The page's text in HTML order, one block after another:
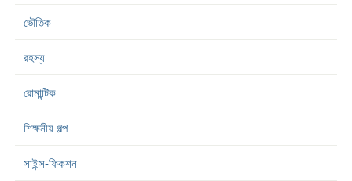
ভৌতিক
রহস্য
রোমান্টিক
শিক্ষনীয় গল্প
সাইন্স-ফিকশন